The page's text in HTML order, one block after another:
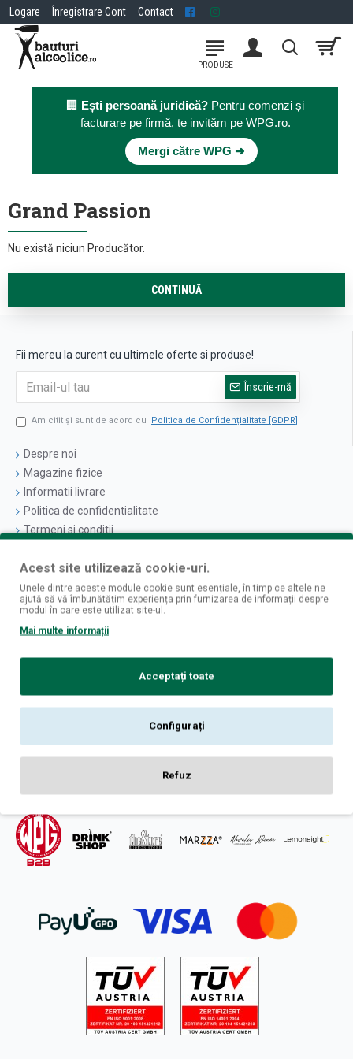
Logare Înregistrare Cont Contact
🏢 Ești persoană juridică? Pentru comenzi și
facturare pe firmă, te invităm pe WPG.ro.
Mergi către WPG ➜
Grand Passion
Nu există niciun Producător.
CONTINUĂ
Fii mereu la curent cu ultimele oferte si produse!
Înscrie-mă
Am citit şi sunt de acord cu Politica de Confidențialitate [GDPR]
Despre noi
Magazine fizice
Informatii livrare
Politica de confidentialitate
Termeni si conditii
Logare
Contul Meu
Newsletter
Retur
Acest site utilizează cookie-uri.
Unele dintre aceste module cookie sunt esențiale, în timp ce altele ne
ajută să vă îmbunătățim experiența prin furnizarea de informații despre
modul în care este utilizat site-ul.
Mai multe informații
Acceptați toate
Configurați
Refuz